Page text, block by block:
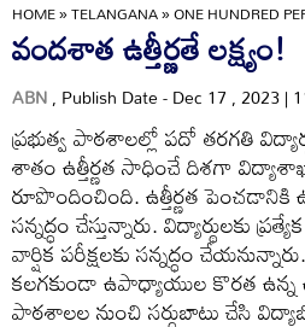
HOME»TELANGANA»ONE HUNDRED
వందశాత ఉత్తీర్ణతే లక్ష్యం!
ABN, Publish Date - Dec 17 , 2023 |
ప్రభుత్వ పాఠశాలల్లో పదో తరగతి
శాతం ఉత్తీర్ణత సాధించే దిశగా
రూపొందించింది. ఉత్తీర్ణత పెంచడానికి
సన్నద్ధం చేస్తున్నారు. విద్యార్థులకు
వార్షిక పరీక్షలకు సన్నద్ధం
కలగకుండా ఉపాధ్యాయుల కొరత ఉన్న
పాఠశాలల నుంచి సర్దుబాటు చేసి